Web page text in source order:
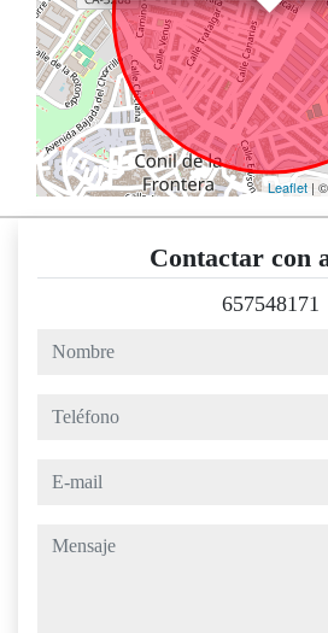
Leaflet |
Contactar con
657548171
nombre
teléfono
e-mail
mensaje